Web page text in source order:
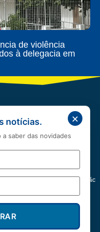
de violência
à delegacia em
Entretenimento Educação
×
notícias.
saber das novidades